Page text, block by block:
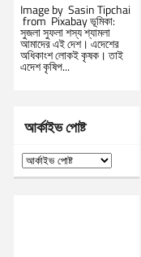
Image by Sasin Tipchai
from Pixabay ভূমিকা:
সুজলা সুফলা শস্য শ্যামলা
আমাদের এই দেশ। এদেশের
অধিকাংশ লোকই কৃষক। তাই
এদেশ কৃষিপ...
আর্কাইভ পোষ্ট